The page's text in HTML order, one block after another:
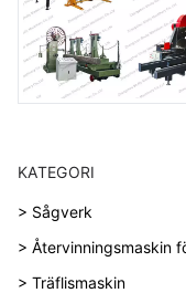
KATEGORI
> Sågverk
> Återvinningsmaskin
> Träflismaskin